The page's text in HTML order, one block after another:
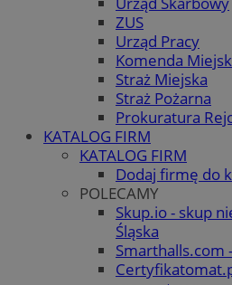
ZUS
Urząd Pracy
Komenda
Straż Miejska
Straż Pożarna
Prokuratura
KATALOG FIRM
KATALOG FIRM
Dodaj firmę do
POLECAMY
Skup.io - skup
Śląska
Smarthalls.com